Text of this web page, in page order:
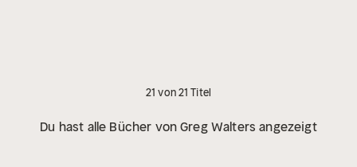
21 von 21 Titel
Du hast alle Bücher von Greg Walters angezeigt